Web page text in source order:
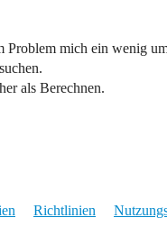
Problem mich ein wenig
als Berechnen.
Richtlinien